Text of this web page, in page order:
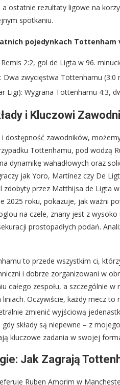
ostatnie rezultaty ligowe na
spotkaniu.
pojedynkach Tottenham
2:2, gol de Ligta w 96.
Dwa zwycięstwa Tottenhamu (3:0
Ligi): Wygrana Tottenhamu 4:3,
i Kluczowi
dostępność zawodników,
Tottenhamu, pod wodzą
dynamikę wahadłowych oraz
jak Yoro, Martínez czy De
zdobyty przez Matthijsa de Ligta
2025 roku, pokazuje, jak ważni
na czele, znany jest z
prostopadłych podań.
to przede wszystkim ci,
i dobrze zorganizowani w
całego zespołu, a szczególnie
Oczywiście, każdy mecz
zmienić wyjściową
składy są niepewne – z
kluczowe zadania w swojej
Jak Zagrają
Ruben Amorim w